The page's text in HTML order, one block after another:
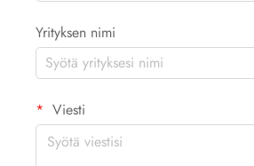
Yrityksen nimi
Viesti